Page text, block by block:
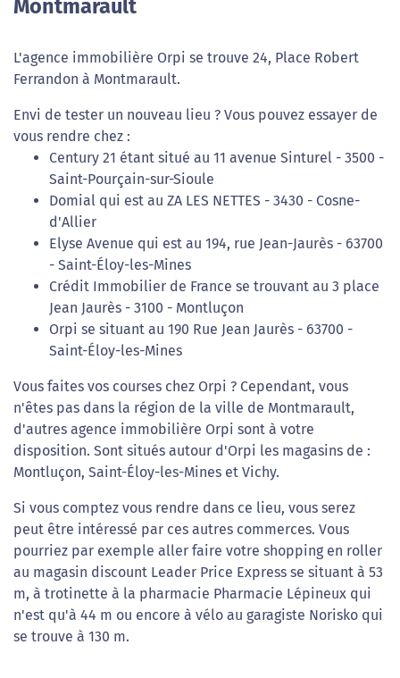
Montmarault
L'agence immobilière Orpi se trouve 24, Place Robert
Ferrandon à Montmarault.
Envi de tester un nouveau lieu ? Vous pouvez essayer de
vous rendre chez :
Century 21 étant situé au 11 avenue Sinturel - 3500 -
Saint-Pourçain-sur-Sioule
Domial qui est au ZA LES NETTES - 3430 - Cosne-
d'Allier
Elyse Avenue qui est au 194, rue Jean-Jaurès - 63700
- Saint-Éloy-les-Mines
Crédit Immobilier de France se trouvant au 3 place
Jean Jaurès - 3100 - Montluçon
Orpi se situant au 190 Rue Jean Jaurès - 63700 -
Saint-Éloy-les-Mines
Vous faites vos courses chez Orpi ? Cependant, vous
n'êtes pas dans la région de la ville de Montmarault,
d'autres agence immobilière Orpi sont à votre
disposition. Sont situés autour d'Orpi les magasins de :
Montluçon, Saint-Éloy-les-Mines et Vichy.
Si vous comptez vous rendre dans ce lieu, vous serez
peut être intéressé par ces autres commerces. Vous
pourriez par exemple aller faire votre shopping en roller
au magasin discount Leader Price Express se situant à 53
m, à trotinette à la pharmacie Pharmacie Lépineux qui
n'est qu'à 44 m ou encore à vélo au garagiste Norisko qui
se trouve à 130 m.